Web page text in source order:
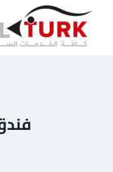
التجاوز
المحتوى